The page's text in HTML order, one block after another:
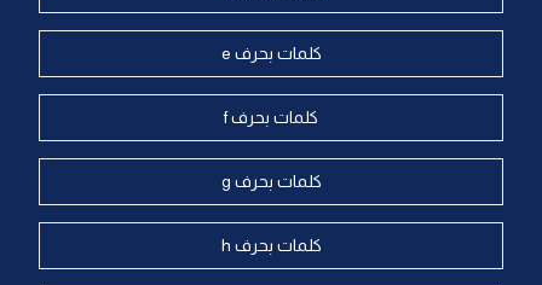
كلمات بحرف e
كلمات بحرف f
كلمات بحرف g
كلمات بحرف h